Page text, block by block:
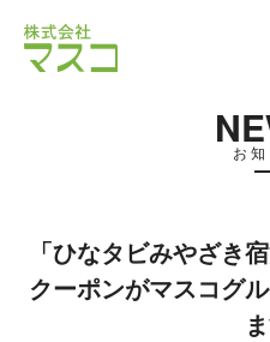
お
「ひなタビみやざき
クーポンがマスコグ